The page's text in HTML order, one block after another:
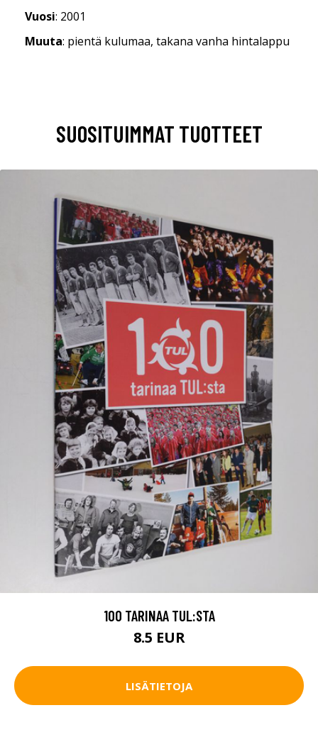
Vuosi: 2001
Muuta: pientä kulumaa, takana vanha hintalappu
SUOSITUIMMAT TUOTTEET
100 TARINAA TUL:STA
8.5 EUR
LISÄTIETOJA